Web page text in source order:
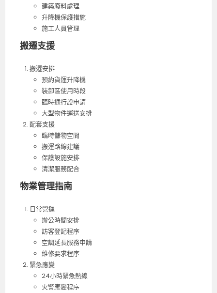
建築廢料處理
升降機保護措施
施工人員管理
搬遷支援
搬遷安排
預約貨運升降機
裝卸區使用時段
臨時通行證申請
大型物件運送安排
配套支援
臨時儲物空間
搬運路線建議
保護設施安排
清潔服務配合
物業管理指南
日常營運
辦公時間安排
訪客登記程序
空調延長服務申請
維修要求程序
緊急應變
24小時緊急熱線
火警應變程序